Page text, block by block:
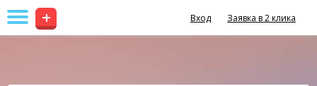
+ Вход Заявка в 2 клика